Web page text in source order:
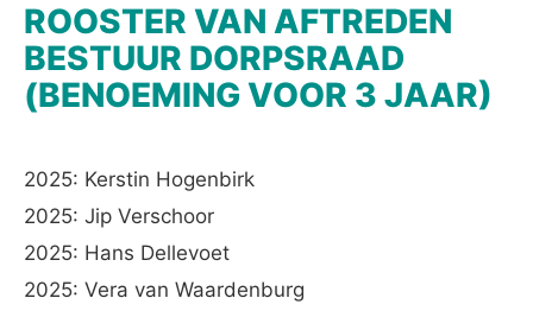
ROOSTER VAN AFTREDEN
BESTUUR DORPSRAAD
(BENOEMING VOOR 3 JAAR)
2025: Kerstin Hogenbirk
2025: Jip Verschoor
2025: Hans Dellevoet
2025: Vera van Waardenburg